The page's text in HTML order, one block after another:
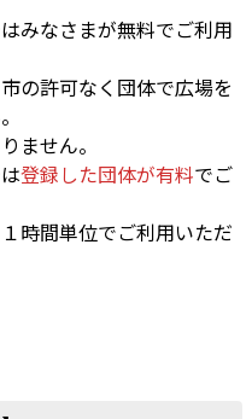
みなさまが無料でご利用
の許可なく団体で広場を
ません。
登録した団体が有料でご
時間単位でご利用いただ